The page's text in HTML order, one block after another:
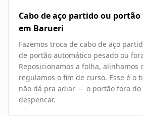
Cabo de aço partido ou
em Barueri
Fazemos troca de cabo de aço
de portão automático pesado ou
Reposicionamos a folha, alinhamos
regulamos o fim de curso. Esse é o
não dá pra adiar — o portão fora
despencar.